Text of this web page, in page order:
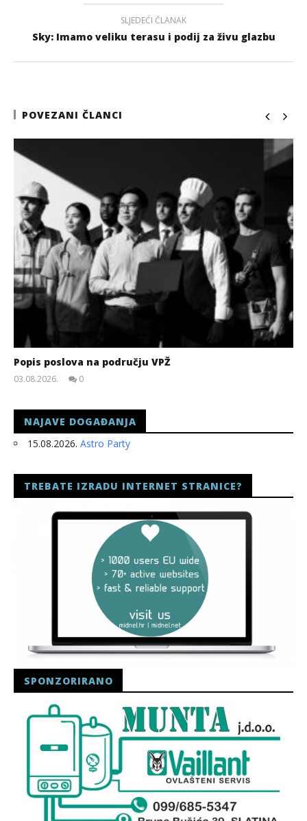
SLJEDEĆI ČLANAK
Sky: Imamo veliku terasu i podij za živu glazbu
POVEZANI ČLANCI
Popis poslova na području VPŽ
03.08.2026.
0
NAJAVE DOGAĐANJA
15.08.2026. Astro Party
TREBATE IZRADU INTERNET STRANICE?
SPONZORIRANO